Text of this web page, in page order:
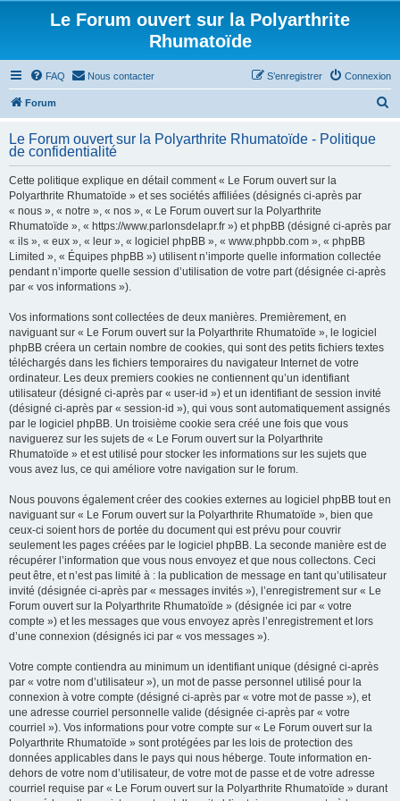
Le Forum ouvert sur la Polyarthrite
Rhumatoïde
FAQ Nous contacter Connexion
S’enregistrer
Forum
h
Le Forum ouvert sur la Polyarthrite Rhumatoïde - Politique
de confidentialité
Cette politique explique en détail comment « Le Forum ouvert sur la
Polyarthrite Rhumatoïde » et ses sociétés affiliées (désignés ci-après par
« nous », « notre », « nos », « Le Forum ouvert sur la Polyarthrite
Rhumatoïde », « https://www.parlonsdelapr.fr ») et phpBB (désigné ci-après par
« ils », « eux », « leur », « logiciel phpBB », « www.phpbb.com », « phpBB
Limited », « Équipes phpBB ») utilisent n’importe quelle information collectée
pendant n’importe quelle session d’utilisation de votre part (désignée ci-après
par « vos informations »).
Vos informations sont collectées de deux manières. Premièrement, en
naviguant sur « Le Forum ouvert sur la Polyarthrite Rhumatoïde », le logiciel
phpBB créera un certain nombre de cookies, qui sont des petits fichiers textes
téléchargés dans les fichiers temporaires du navigateur Internet de votre
ordinateur. Les deux premiers cookies ne contiennent qu’un identifiant
utilisateur (désigné ci-après par « user-id ») et un identifiant de session invité
(désigné ci-après par « session-id »), qui vous sont automatiquement assignés
par le logiciel phpBB. Un troisième cookie sera créé une fois que vous
naviguerez sur les sujets de « Le Forum ouvert sur la Polyarthrite
Rhumatoïde » et est utilisé pour stocker les informations sur les sujets que
vous avez lus, ce qui améliore votre navigation sur le forum.
Nous pouvons également créer des cookies externes au logiciel phpBB tout en
naviguant sur « Le Forum ouvert sur la Polyarthrite Rhumatoïde », bien que
ceux-ci soient hors de portée du document qui est prévu pour couvrir
seulement les pages créées par le logiciel phpBB. La seconde manière est de
récupérer l’information que vous nous envoyez et que nous collectons. Ceci
peut être, et n’est pas limité à : la publication de message en tant qu’utilisateur
invité (désignée ci-après par « messages invités »), l’enregistrement sur « Le
Forum ouvert sur la Polyarthrite Rhumatoïde » (désignée ici par « votre
compte ») et les messages que vous envoyez après l’enregistrement et lors
d’une connexion (désignés ici par « vos messages »).
Votre compte contiendra au minimum un identifiant unique (désigné ci-après
par « votre nom d’utilisateur »), un mot de passe personnel utilisé pour la
connexion à votre compte (désigné ci-après par « votre mot de passe »), et
une adresse courriel personnelle valide (désignée ci-après par « votre
courriel »). Vos informations pour votre compte sur « Le Forum ouvert sur la
Polyarthrite Rhumatoïde » sont protégées par les lois de protection des
données applicables dans le pays qui nous héberge. Toute information en-
dehors de votre nom d’utilisateur, de votre mot de passe et de votre adresse
courriel requise par « Le Forum ouvert sur la Polyarthrite Rhumatoïde » durant